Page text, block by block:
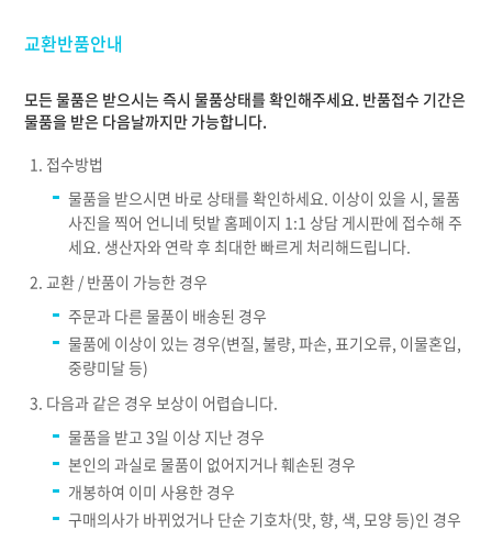
교환반품안내
모든 물품은 받으시는 즉시 물품상태를 확인해주세요. 반품접수 기간은
물품을 받은 다음날까지만 가능합니다.
접수방법
물품을 받으시면 바로 상태를 확인하세요. 이상이 있을 시, 물품
사진을 찍어 언니네 텃밭 홈페이지 1:1 상담 게시판에 접수해 주
세요. 생산자와 연락 후 최대한 빠르게 처리해드립니다.
교환 / 반품이 가능한 경우
주문과 다른 물품이 배송된 경우
물품에 이상이 있는 경우(변질, 불량, 파손, 표기오류, 이물혼입,
중량미달 등)
다음과 같은 경우 보상이 어렵습니다.
물품을 받고 3일 이상 지난 경우
본인의 과실로 물품이 없어지거나 훼손된 경우
개봉하여 이미 사용한 경우
구매의사가 바뀌었거나 단순 기호차(맛, 향, 색, 모양 등)인 경우